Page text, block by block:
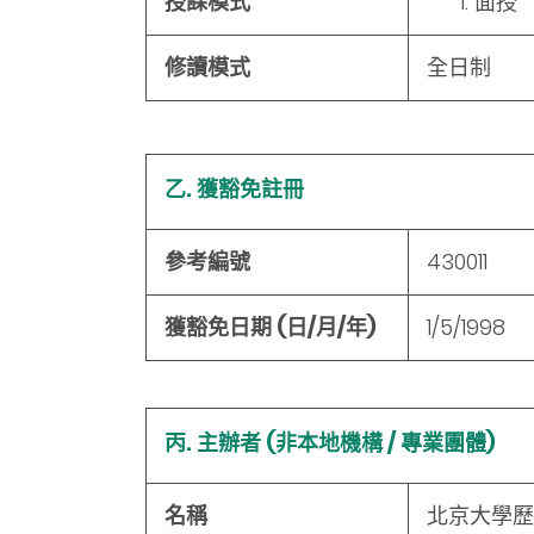
修讀模式 全日制
乙. 獲豁免註冊
參考編號 430011
獲豁免日期 (日/月/年) 1/5/1998
丙. 主辦者 (非本地機構 / 專業團體)
名稱 北京大學